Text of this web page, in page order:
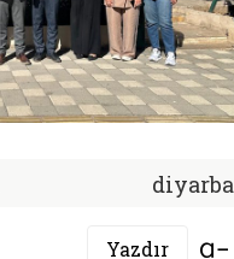
Yazdır